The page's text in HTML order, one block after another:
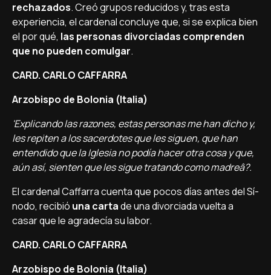
rechazados. Creó grupos reducidos y, tras esta
experiencia, el cardenal concluye que, si se explica bien
el por qué, las personas divorciadas comprenden
que no pueden comulgar.
CARD. CARLO CAFFARRA
Arzobispo de Bolonia (Italia)
'Explicando las razones, estas personas me han dicho y,
les repiten a los sacerdotes que les siguen, que han
entendido que la Iglesia no podí­a hacer otra cosa y que,
aún así­, sienten que les sigue tratando como madreâ?.
El cardenal Caffarra cuenta que pocos dí­as antes del Sí­
nodo, recibió una cartade una divorciada vuelta a
casar que le agradecí­a su labor.
CARD. CARLO CAFFARRA
Arzobispo de Bolonia (Italia)